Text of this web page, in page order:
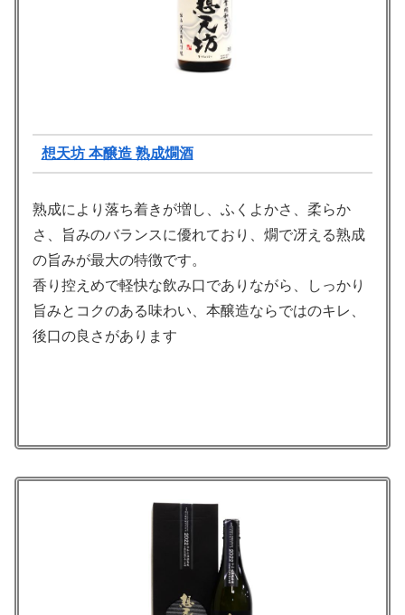
想天坊 本醸造 熟成燗酒
熟成により落ち着きが増し、ふくよかさ、柔らか
さ、旨みのバランスに優れており、燗で冴える熟成
の旨みが最大の特徴です。
香り控えめで軽快な飲み口でありながら、しっかり
旨みとコクのある味わい、本醸造ならではのキレ、
後口の良さがあります